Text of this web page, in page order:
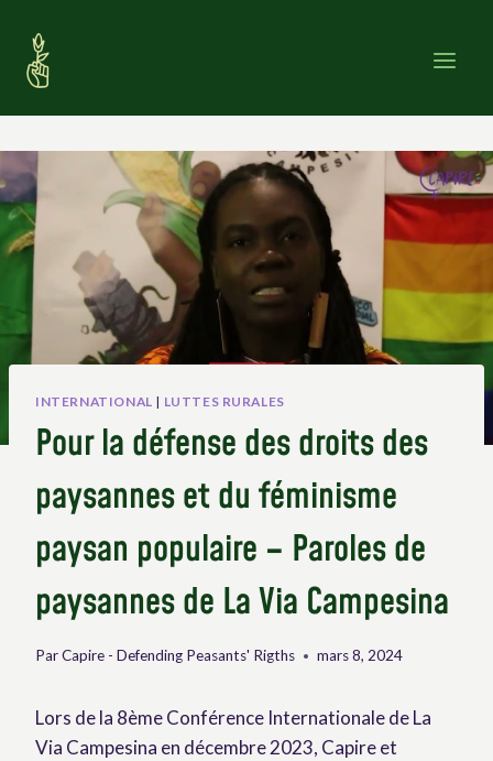
content
INTERNATIONAL | LUTTES RURALES
Pour la défense des droits des
paysannes et du féminisme
paysan populaire – Paroles de
paysannes de La Via Campesina
ParCapire - Defending Peasants' Rigths mars 8, 2024
Lors de la 8ème Conférence Internationale de La
Via Campesina en décembre 2023, Capire et